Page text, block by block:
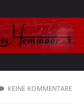
KEINE KOMMENTARE